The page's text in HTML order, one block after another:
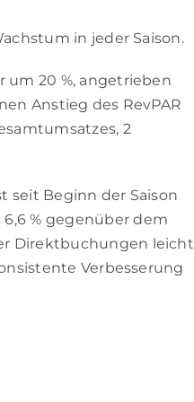
in jeder Saison.
um 20 %, angetrieben
Anstieg des RevPAR
2
seit Beginn der Saison
6,6 % gegenüber dem
Direktbuchungen leicht
Verbesserung